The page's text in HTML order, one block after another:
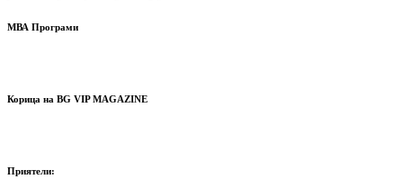
МВА Програми
Корица на BG VIP MAGAZINE
Приятели: